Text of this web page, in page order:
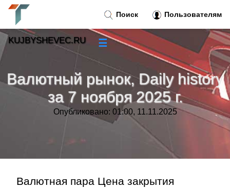
Валютный рынок, Daily history
за 7 ноября 2025 г.
Опубликовано: 01:00, 11.11.2025
Валютная пара Цена закрытия
Поиск Пользователям
KUJBYSHEVEC.RU ☰
»
Тренды новостей »
»
Контакт»